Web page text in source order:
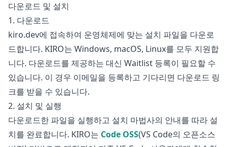
다운로드 및 설치
1. 다운로드
kiro.dev에 접속하여 운영체제에 맞는 설치 파일을 다운로
드합니다. KIRO는 Windows, macOS, Linux를 모두 지원합
니다. 다운로드를 제공하는 대신 Waitlist 등록이 필요할 수
있습니다. 이 경우 이메일을 등록하고 기다리면 다운로드 링
크를 받을 수 있습니다.
2. 설치 및 실행
다운로드한 파일을 실행하고 설치 마법사의 안내를 따라 설
치를 완료합니다. KIRO는 Code OSS(VS Code의 오픈소스